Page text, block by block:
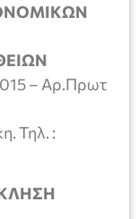
– Αρ.Πρωτ
Τηλ. :